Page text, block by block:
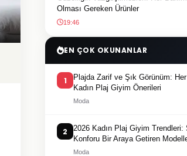
Olması Gereken Ürünler
19:46
EN ÇOK OKUNANLAR
1
Plajda Zarif ve Şık Görünüm:
Kadın Plaj Giyim Önerileri
Moda
2
2026 Kadın Plaj Giyim Trendleri:
Konforu Bir Araya Getiren
Moda